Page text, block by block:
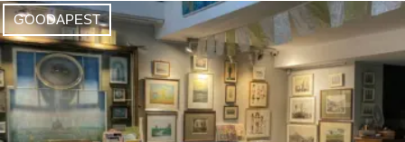
GOODAPEST